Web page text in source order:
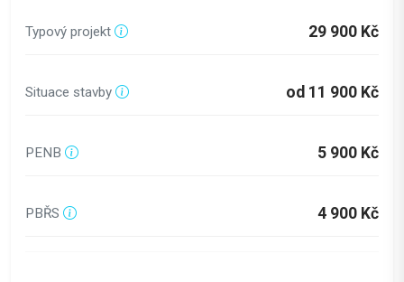
Typový projekt 29 900 Kč
Situace stavby od 11 900 Kč
PENB 5 900 Kč
PBŘS 4 900 Kč